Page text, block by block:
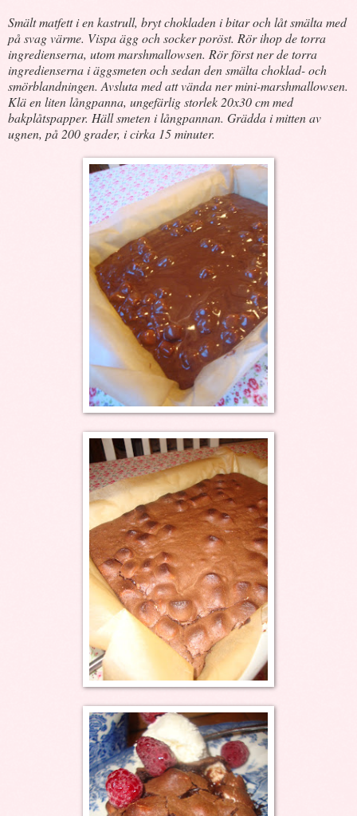
Smält matfett i en kastrull, bryt chokladen i bitar och låt smälta med
på svag värme. Vispa ägg och socker poröst. Rör ihop de torra
ingredienserna, utom marshmallowsen. Rör först ner de torra
ingredienserna i äggsmeten och sedan den smälta choklad- och
smörblandningen. Avsluta med att vända ner mini-marshmallowsen.
Klä en liten långpanna, ungefärlig storlek 20x30 cm med
bakplåtspapper. Häll smeten i långpannan. Grädda i mitten av
ugnen, på 200 grader, i cirka 15 minuter.